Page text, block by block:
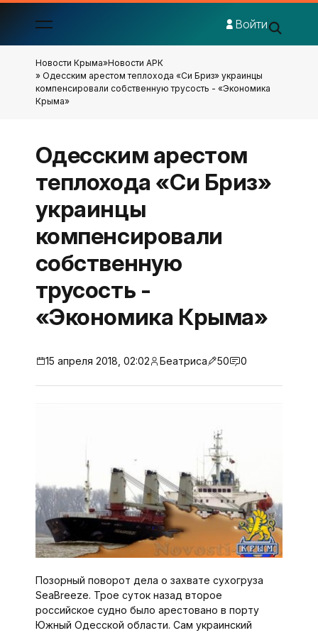
Войти
Новости Крыма»Новости АРК
» Одесским арестом теплохода «Си Бриз» украинцы
компенсировали собственную трусость - «Экономика
Крыма»
Одесским арестом
теплохода «Си Бриз»
украинцы
компенсировали
собственную
трусость -
«Экономика Крыма»
15 апреля 2018, 02:02 Беатриса 50 0
Позорный поворот дела о захвате сухогруза
SeaBreeze. Трое суток назад второе
российское судно было арестовано в порту
Южный Одесской области. Сам украинский